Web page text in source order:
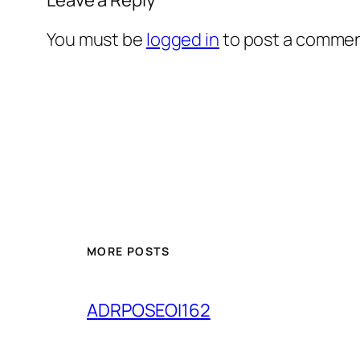
You must be logged into post a
MORE POSTS
ADRPOSEOI162